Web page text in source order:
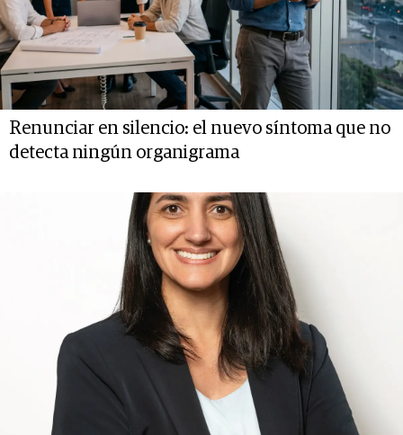
Renunciar en silencio: el nuevo síntoma que no
detecta ningún organigrama